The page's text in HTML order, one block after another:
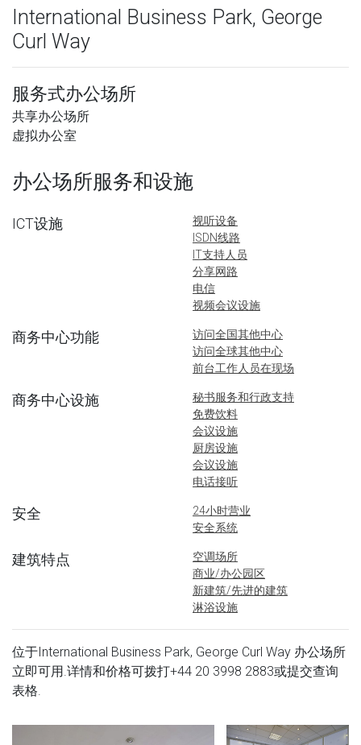
International Business Park, George
Curl Way
服务式办公场所
共享办公场所
虚拟办公室
办公场所服务和设施
ICT设施
视听设备
ISDN线路
IT支持人员
分享网路
电信
视频会议设施
商务中心功能
访问全国其他中心
访问全球其他中心
前台工作人员在现场
商务中心设施
秘书服务和行政支持
免费饮料
会议设施
厨房设施
会议设施
电话接听
安全
24小时营业
安全系统
建筑特点
空调场所
商业/办公园区
新建筑/先进的建筑
淋浴设施
位于International Business Park, George Curl Way 办公场所
立即可用.详情和价格可拨打+44 20 3998 2883或提交查询
表格.